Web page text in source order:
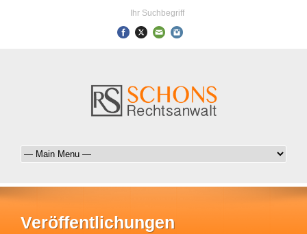
Ihr Suchbegriff
Veröffentlichungen